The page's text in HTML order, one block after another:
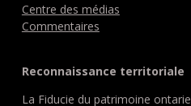
Centre des médias
Commentaires
Reconnaissance territoriale
La Fiducie du patrimoine